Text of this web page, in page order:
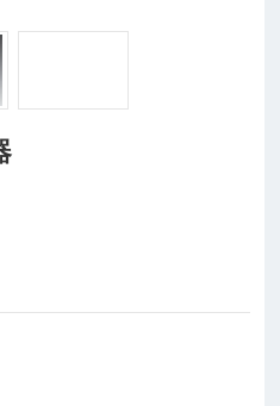
感器，是称重传感器的一种，是
膜盒式、桥式、柱筒式等几种样